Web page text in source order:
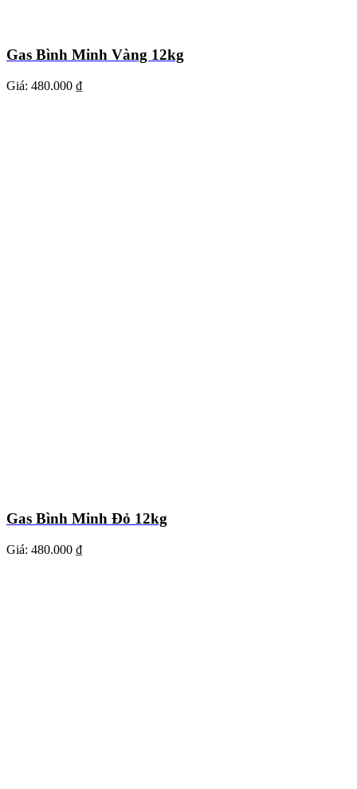
Gas Bình Minh Vàng 12kg
Giá: 480.000 ₫
Gas Bình Minh Đỏ 12kg
Giá: 480.000 ₫